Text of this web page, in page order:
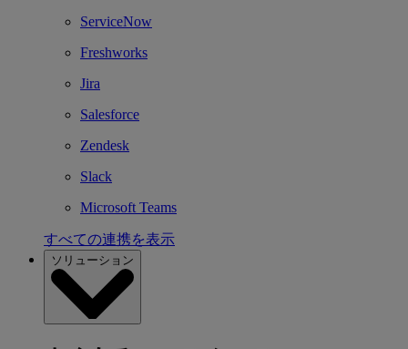
ServiceNow
Freshworks
Jira
Salesforce
Zendesk
Slack
Microsoft Teams
すべての連携を表示
ソリューション